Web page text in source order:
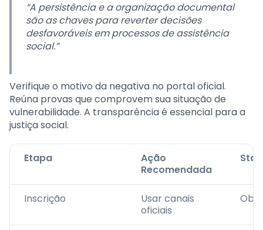
“A persistência e a organização documental
são as chaves para reverter decisões
desfavoráveis em processos de assistência
social.”
Verifique o motivo da negativa no portal oficial.
Reúna provas que comprovem sua situação de
vulnerabilidade. A transparência é essencial para a
justiça social.
Etapa
Ação
Recomendada
Inscrição
Usar canais
oficiais